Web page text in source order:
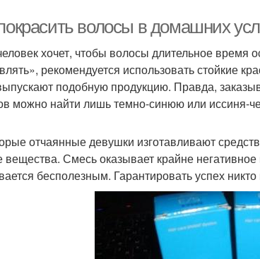
волосы в домашних
хочет, чтобы волосы длительное время
рекомендуется использовать стойкие
подобную продукцию. Правда,
можно найти лишь темно-синюю или иссиня-
отчаянные девушки изготавливают
вещества. Смесь оказывает крайне
бесполезным. Гарантировать успех